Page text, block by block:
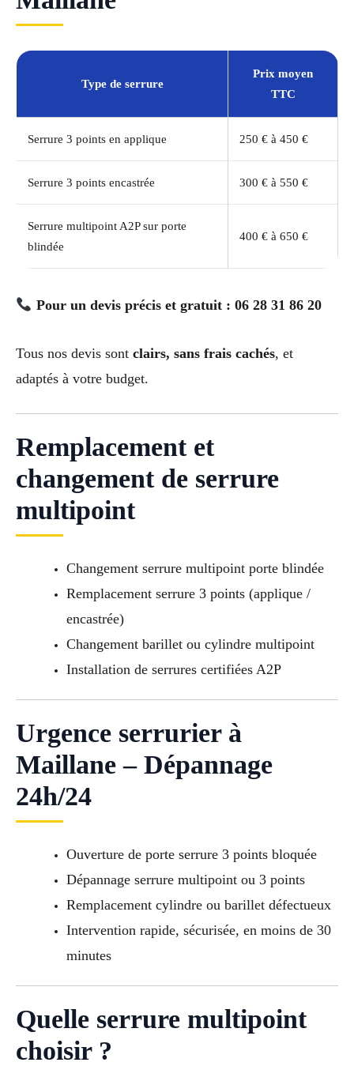
Type de serrure
Prix moyen
TTC
Serrure 3 points en applique 250 € à 450 €
Serrure 3 points encastrée 300 € à 550 €
Serrure multipoint A2P sur porte
blindée
400 € à 650 €
Pour un devis précis et gratuit : 06 28 31 86 20
Tous nos devis sont clairs, sans frais cachés, et
adaptés à votre budget.
Remplacement et
changement de serrure
multipoint
Changement serrure multipoint porte blindée
Remplacement serrure 3 points (applique /
encastrée)
Changement barillet ou cylindre multipoint
Installation de serrures certifiées A2P
Urgence serrurier à
Maillane – Dépannage
24h/24
Ouverture de porte serrure 3 points bloquée
Dépannage serrure multipoint ou 3 points
Remplacement cylindre ou barillet défectueux
Intervention rapide, sécurisée, en moins de 30
minutes
Quelle serrure multipoint
choisir ?